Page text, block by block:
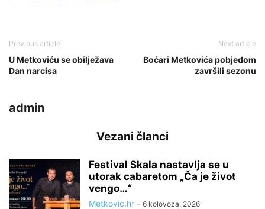
Previous article
U Metkoviću se obilježava
Dan narcisa
Next article
Boćari Metkovića pobjedom
završili sezonu
admin
Vezani članci
Festival Skala nastavlja se u
utorak cabaretom „Ča je život
vengo…“
Metkovic.hr - 6 kolovoza, 2026